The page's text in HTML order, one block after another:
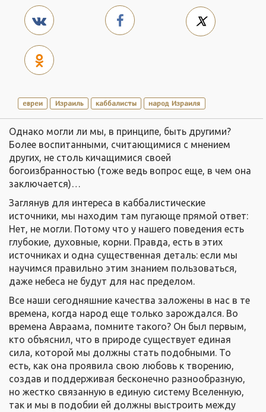
евреи Израиль каббалисты народ Израиля
Однако могли ли мы, в принципе, быть другими?
Более воспитанными, считающимися с мнением
других, не столь кичащимися своей
богоизбранностью (тоже ведь вопрос еще, в чем она
заключается)…
Заглянув для интереса в каббалистические
источники, мы находим там пугающе прямой ответ:
Нет, не могли. Потому что у нашего поведения есть
глубокие, духовные, корни. Правда, есть в этих
источниках и одна существенная деталь: если мы
научимся правильно этим знанием пользоваться,
даже небеса не будут для нас пределом.
Все наши сегодняшние качества заложены в нас в те
времена, когда народ еще только зарождался. Во
времена Авраама, помните такого? Он был первым,
кто объяснил, что в природе существует единая
сила, которой мы должны стать подобными. То
есть, как она проявила свою любовь к творению,
создав и поддерживая бесконечно разнообразную,
но жестко связанную в единую систему Вселенную,
так и мы в подобии ей должны выстроить между